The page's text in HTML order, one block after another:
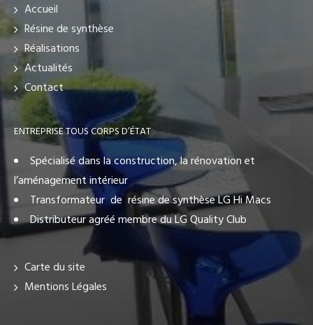
Accueil
Résine de synthèse
Réalisations
Actualités
Contact
ENTREPRISE TOUS CORPS D’ÉTAT
Spécialisé dans la construction, la rénovation et
l’aménagement intérieur
Transformateur de résine de synthèse LG Hi Macs
Distributeur agréé membre du LG Quality Club
Carte du site
Mentions Légales